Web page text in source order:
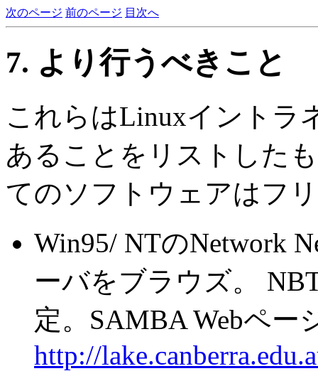
次のページ 前のページ 目次へ
7. より行うべきこと
これらはLinuxイントラ
あることをリストした
てのソフトウェアはフ
Win95/ NTのNetwork
ーバをブラウズ。
定。SAMBA Webペ
http://